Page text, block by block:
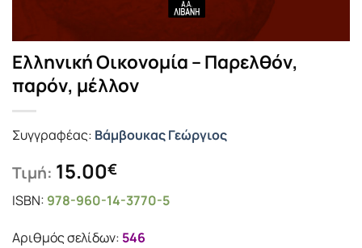
Ελληνική Οικονομία – Παρελθόν,
παρόν, μέλλον
Συγγραφέας: Βάμβουκας Γεώργιος
Τιμή: 15.00€
ISBN: 978-960-14-3770-5
Αριθμός σελίδων: 546